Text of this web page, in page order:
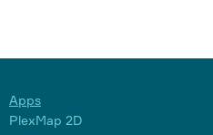
Apps
PlexMap 2D